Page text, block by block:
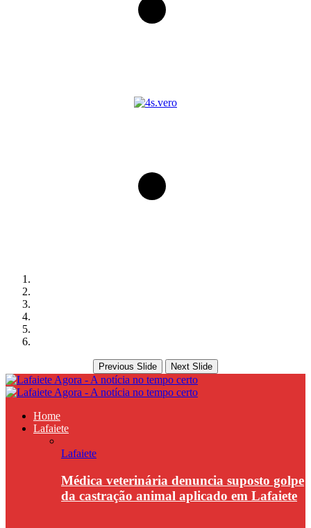
Previous Slide Next Slide
Home
Lafaiete
Lafaiete
Médica veterinária denuncia suposto golpe
da castração animal aplicado em Lafaiete